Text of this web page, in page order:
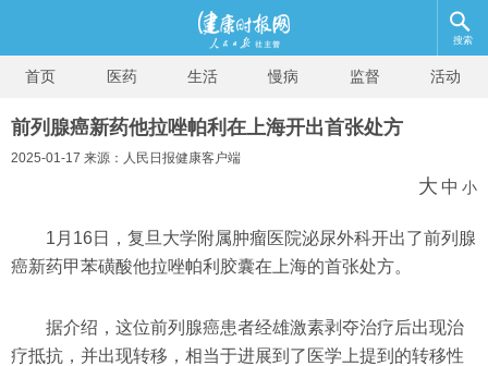
搜索
首页 医药 生活 慢病 监督 活动
前列腺癌新药他拉唑帕利在上海开出首张处方
2025-01-17 来源：人民日报健康客户端
大 中 小
1月16日，复旦大学附属肿瘤医院泌尿外科开出了前列腺
癌新药甲苯磺酸他拉唑帕利胶囊在上海的首张处方。
据介绍，这位前列腺癌患者经雄激素剥夺治疗后出现治
疗抵抗，并出现转移，相当于进展到了医学上提到的转移性